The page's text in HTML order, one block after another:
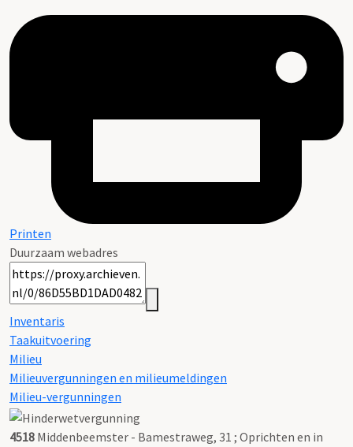
Printen
Duurzaam webadres
Inventaris
Taakuitvoering
Milieu
Milieuvergunningen en milieumeldingen
Milieu-vergunningen
4518 Middenbeemster - Bamestraweg, 31 ; Oprichten en in